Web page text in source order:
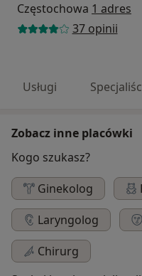
Częstochowa 1 adres
37 opinii
Usługi
Zobacz inne placówki
Kogo szukasz?
Ginekolog
Laryngolog
Chirurg